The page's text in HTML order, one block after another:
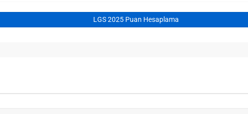
LGS 2025 Puan Hesaplama